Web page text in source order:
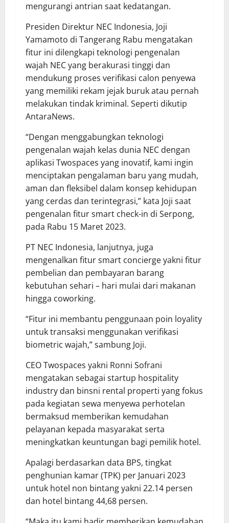
mengurangi antrian saat kedatangan.
Presiden Direktur NEC Indonesia, Joji
Yamamoto di Tangerang Rabu mengatakan
fitur ini dilengkapi teknologi pengenalan
wajah NEC yang berakurasi tinggi dan
mendukung proses verifikasi calon penyewa
yang memiliki rekam jejak buruk atau pernah
melakukan tindak kriminal. Seperti dikutip
AntaraNews.
“Dengan menggabungkan teknologi
pengenalan wajah kelas dunia NEC dengan
aplikasi Twospaces yang inovatif, kami ingin
menciptakan pengalaman baru yang mudah,
aman dan fleksibel dalam konsep kehidupan
yang cerdas dan terintegrasi,” kata Joji saat
pengenalan fitur smart check-in di Serpong,
pada Rabu 15 Maret 2023.
PT NEC Indonesia, lanjutnya, juga
mengenalkan fitur smart concierge yakni fitur
pembelian dan pembayaran barang
kebutuhan sehari – hari mulai dari makanan
hingga coworking.
“Fitur ini membantu penggunaan poin loyality
untuk transaksi menggunakan verifikasi
biometric wajah,” sambung Joji.
CEO Twospaces yakni Ronni Sofrani
mengatakan sebagai startup hospitality
industry dan binsni rental properti yang fokus
pada kegiatan sewa menyewa perhotelan
bermaksud memberikan kemudahan
pelayanan kepada masyarakat serta
meningkatkan keuntungan bagi pemilik hotel.
Apalagi berdasarkan data BPS, tingkat
penghunian kamar (TPK) per Januari 2023
untuk hotel non bintang yakni 22.14 persen
dan hotel bintang 44,68 persen.